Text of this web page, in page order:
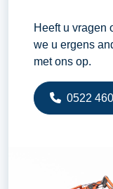
Heeft u vragen
we u ergens
met ons op.
0522